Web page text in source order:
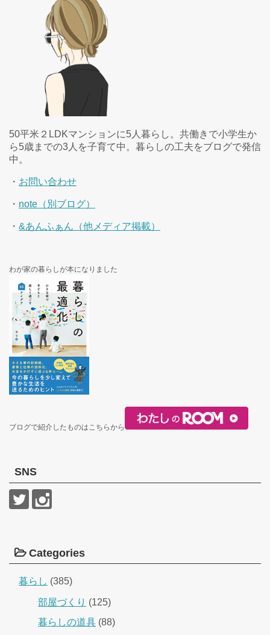
50平米２LDKマンションに5人暮らし。共働きで小学生か
ら5歳までの3人を子育て中。暮らしの工夫をブログで発信
中。
・ お問い合わせ
・ note（別ブログ）
・ &あんふぁん（他メディア掲載）
わが家の暮らしが本になりました
ブログで紹介したものはこちらから
SNS
Categories
暮らし (385)
部屋づくり (125)
暮らしの道具 (88)